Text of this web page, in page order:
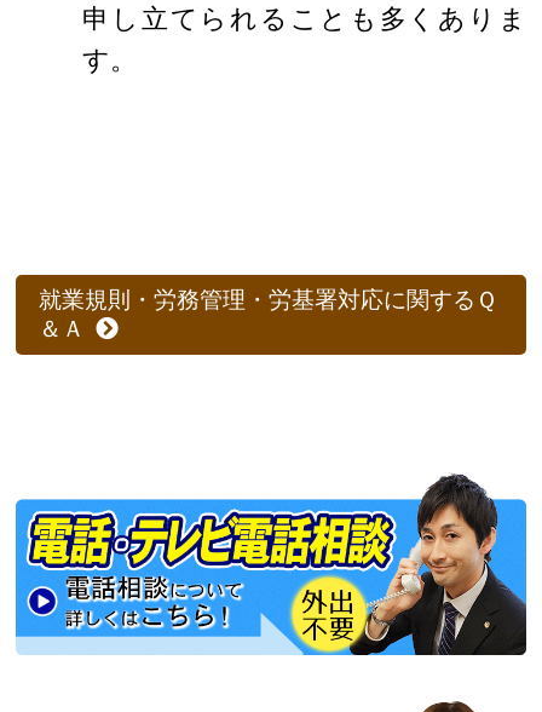
申し立てられることも多くありま
す。
就業規則・労務管理・労基署対応に関するＱ
＆Ａ